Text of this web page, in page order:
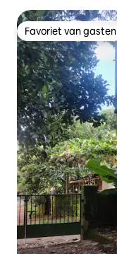
Favoriet van gasten
Favoriet van gasten